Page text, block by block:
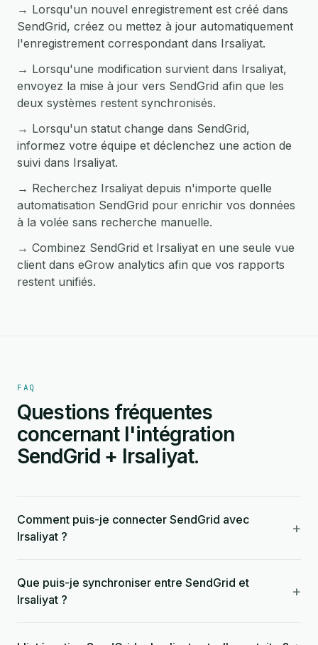
→ Lorsqu'un nouvel enregistrement est créé dans
SendGrid, créez ou mettez à jour automatiquement
l'enregistrement correspondant dans Irsaliyat.
→ Lorsqu'une modification survient dans Irsaliyat,
envoyez la mise à jour vers SendGrid afin que les
deux systèmes restent synchronisés.
→ Lorsqu'un statut change dans SendGrid,
informez votre équipe et déclenchez une action de
suivi dans Irsaliyat.
→ Recherchez Irsaliyat depuis n'importe quelle
automatisation SendGrid pour enrichir vos données
à la volée sans recherche manuelle.
→ Combinez SendGrid et Irsaliyat en une seule vue
client dans eGrow analytics afin que vos rapports
restent unifiés.
FAQ
Questions fréquentes
concernant l'intégration
SendGrid + Irsaliyat.
Comment puis-je connecter SendGrid avec
Irsaliyat ?
+
Que puis-je synchroniser entre SendGrid et
Irsaliyat ?
+